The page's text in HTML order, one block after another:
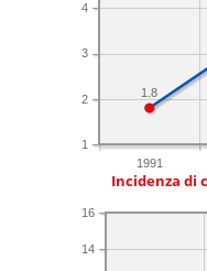
1991
1
2
3
4
1.8
Incidenza di
14
16